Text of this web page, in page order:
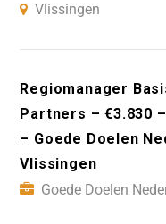
Vlissingen
Regiomanager
Partners – €3.830
– Goede Doelen
Vlissingen
Goede Doelen